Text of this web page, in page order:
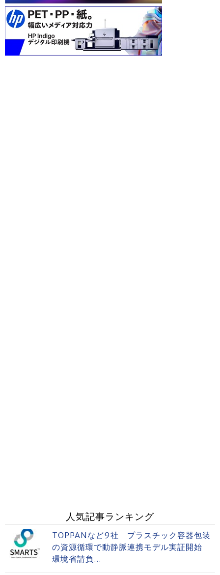
人気記事ランキング
TOPPANなど9社 プラスチック容器包装
の資源循環で動静脈連携モデル実証開始
環境省請負...